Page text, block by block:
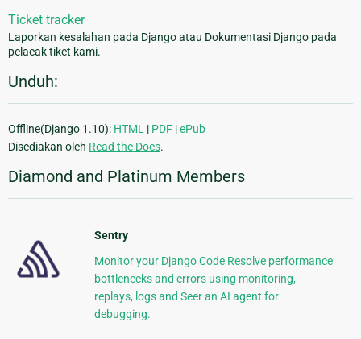
Ticket tracker
Laporkan kesalahan pada Django atau Dokumentasi Django pada
pelacak tiket kami.
Unduh:
Offline(Django 1.10): HTML | PDF |ePub
Disediakan oleh Read the Docs.
Diamond and Platinum Members
Sentry
Monitor your Django Code Resolve performance
bottlenecks and errors using monitoring,
replays, logs and Seer an AI agent for
debugging.